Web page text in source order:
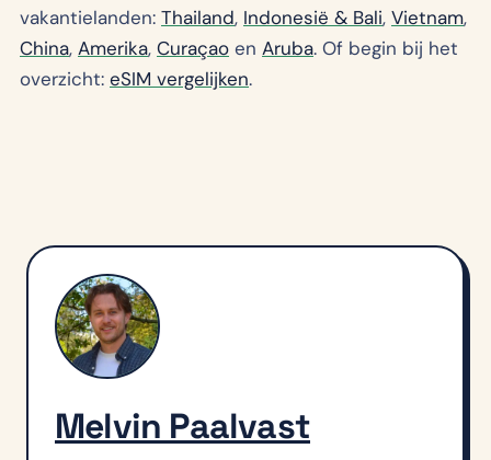
vakantielanden: Thailand, Indonesië & Bali, Vietnam,
China, Amerika, Curaçao en Aruba. Of begin bij het
overzicht: eSIM vergelijken.
Melvin Paalvast